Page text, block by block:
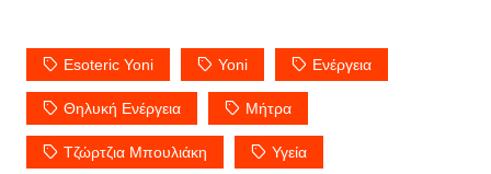
Esoteric Yoni Yoni Ενέργεια
Θηλυκή Ενέργεια Μήτρα
Τζώρτζια Μπουλιάκη Υγεία